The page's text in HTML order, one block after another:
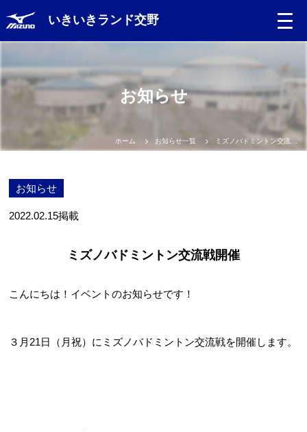
いきいきランド交野
お知らせ
ホーム お知らせ一覧
お知らせ
2022.02.15掲載
ミズノバドミントン交流戦開催
こんにちは！イベントのお知らせです！
３月21日（月祝）にミズノバドミントン交流戦を開催します。